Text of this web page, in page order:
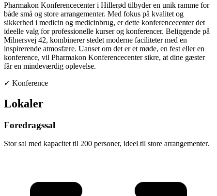
Pharmakon Konferencecenter i Hillerød tilbyder en unik ramme for
både små og store arrangementer. Med fokus på kvalitet og
sikkerhed i medicin og medicinbrug, er dette konferencecenter det
ideelle valg for professionelle kurser og konferencer. Beliggende på
Milnersvej 42, kombinerer stedet moderne faciliteter med en
inspirerende atmosfære. Uanset om det er et møde, en fest eller en
konference, vil Pharmakon Konferencecenter sikre, at dine gæster
får en mindeværdig oplevelse.
✓ Konference
Lokaler
Foredragssal
Stor sal med kapacitet til 200 personer, ideel til store arrangementer.